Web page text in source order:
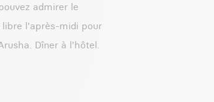
admirer le
libre l'après-midi pour
Dîner à l'hôtel.